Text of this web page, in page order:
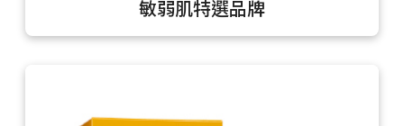
敏弱肌特選品牌